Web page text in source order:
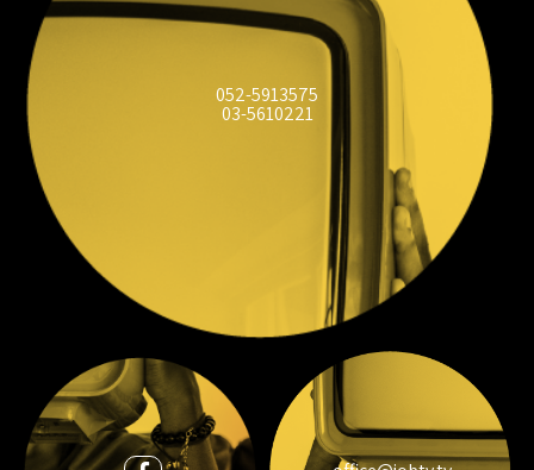
052-5913575
03-5610221